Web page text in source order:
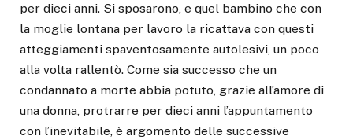
per dieci anni. Si sposarono, e quel bambino che con
la moglie lontana per lavoro la ricattava con questi
atteggiamenti spaventosamente autolesivi, un poco
alla volta rallentò. Come sia successo che un
condannato a morte abbia potuto, grazie all’amore di
una donna, protrarre per dieci anni l’appuntamento
con l’inevitabile, è argomento delle successive